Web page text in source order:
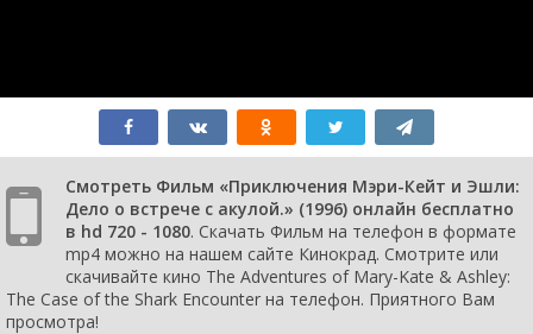
Смотреть Фильм «Приключения Мэри-Кейт и Эшли:
Дело о встрече с акулой.» (1996) онлайн бесплатно
в hd 720 - 1080. Скачать Фильм на телефон в формате
mp4 можно на нашем сайте Кинокрад. Смотрите или
скачивайте кино The Adventures of Mary-Kate & Ashley:
The Case of the Shark Encounter на телефон. Приятного Вам
просмотра!